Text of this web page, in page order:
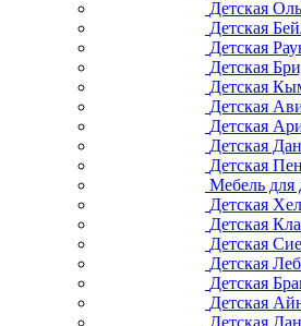
Детская
Детская
Детская
Детская
Детская
Детская
Детская
Детская
Детская
Мебель для
Детская
Детская
Детская
Детская
Детская
Детская
Детская